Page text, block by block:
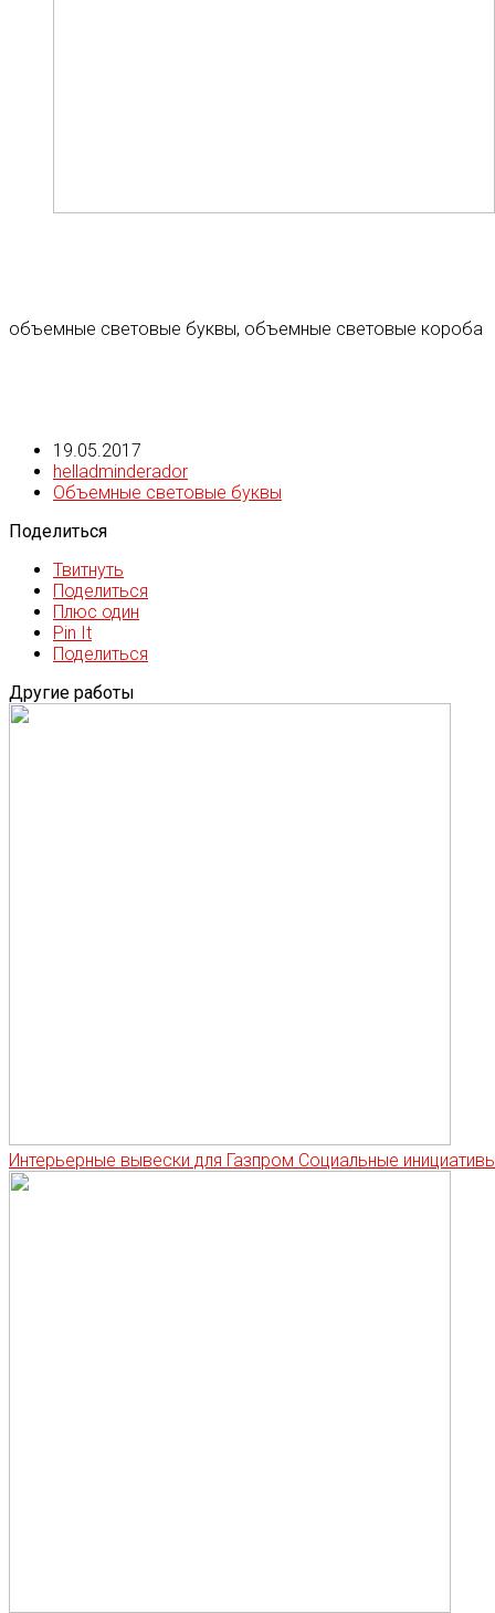
объемные световые буквы, объемные световые короба
19.05.2017
helladminderador
Объемные световые буквы
Поделиться
Твитнуть
Поделиться
Плюс один
Pin It
Поделиться
Другие работы
Интерьерные вывески для Газпром Социальные